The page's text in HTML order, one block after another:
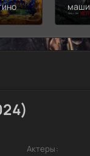
Актеры: